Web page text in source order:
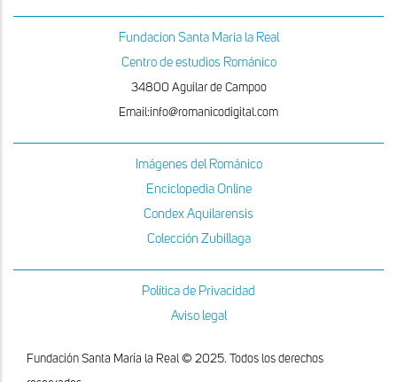
Fundacion Santa Maria la Real
Centro de estudios Románico
34800 Aguilar de Campoo
Email:info@romanicodigital.com
Imágenes del Románico
Enciclopedia Online
Condex Aquilarensis
Colección Zubillaga
Política de Privacidad
Aviso legal
Fundación Santa María la Real © 2025. Todos los derechos